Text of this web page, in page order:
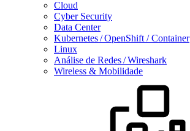
Cloud
Cyber Security
Data Center
Kubernetes / OpenShift / Container
Linux
Análise de Redes / Wireshark
Wireless & Mobilidade